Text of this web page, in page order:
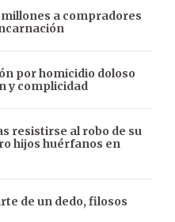
millones a compradores
por homicidio doloso
y complicidad
resistirse al robo de su
hijos huérfanos en
de un dedo, filosos